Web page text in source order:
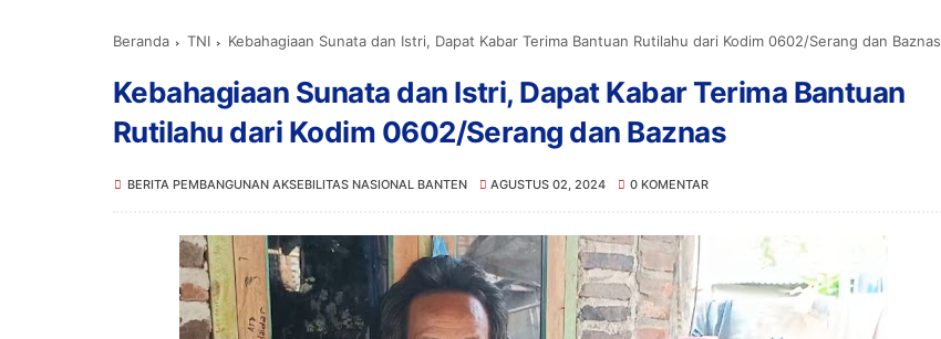
Beranda TNI Kebahagiaan Sunata dan Istri, Dapat Kabar Terima Bantuan Rutilahu dari Kodim 0602/Serang dan Baznas
Kebahagiaan Sunata dan Istri, Dapat Kabar Terima Bantuan
Rutilahu dari Kodim 0602/Serang dan Baznas
BERITA PEMBANGUNAN AKSEBILITAS NASIONAL BANTEN AGUSTUS 02, 2024 0 KOMENTAR